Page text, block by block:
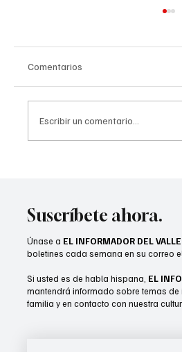
Comentarios
Escribir un comentario...
Suscríbete ahora.
Únase a EL INFORMADOR DEL VALLE
boletines cada semana en su correo
Si usted es de habla hispana, EL
mantendrá informado sobre temas de
familia y en contacto con nuestra